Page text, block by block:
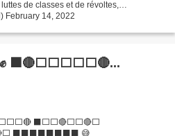
de classes et de révoltes,…
February 14, 2022
⬛🔴⬜⬜⬜⬜⬜🔴...
⬛⬜⬜🔴⬜⬜🔴⬜
⬛⬛⬛⬛⬛⬛⬛⬛ 😅